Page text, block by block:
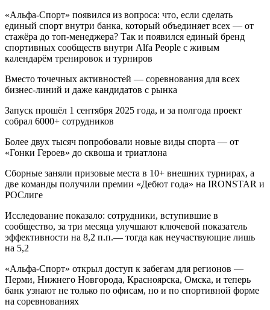
«Альфа‑Спорт» появился из вопроса: что, если сделать
единый спорт внутри банка, который объединяет всех — от
стажёра до топ‑менеджера? Так и появился единый бренд
спортивных сообществ внутри Alfa People с живым
календарём тренировок и турниров
Вместо точечных активностей — соревнования для всех
бизнес-линий и даже кандидатов с рынка
Запуск прошёл 1 сентября 2025 года, и за полгода проект
собрал 6000+ сотрудников
Более двух тысяч попробовали новые виды спорта — от
«Гонки Героев» до сквоша и триатлона
Сборные заняли призовые места в 10+ внешних турнирах, а
две команды получили премии «Дебют года» на IRONSTAR и
РОСлиге
Исследование показало: сотрудники, вступившие в
сообщество, за три месяца улучшают ключевой показатель
эффективности на 8,2 п.п.— тогда как неучаствующие лишь
на 5,2
«Альфа‑Спорт» открыл доступ к забегам для регионов —
Перми, Нижнего Новгорода, Красноярска, Омска, и теперь
банк узнают не только по офисам, но и по спортивной форме
на соревнованиях